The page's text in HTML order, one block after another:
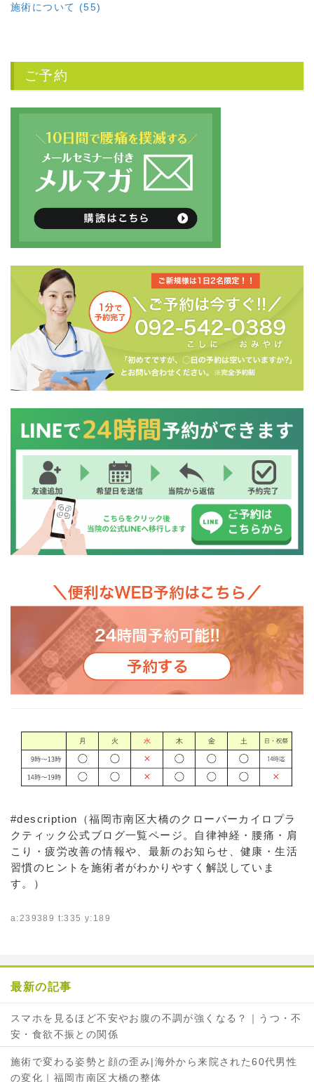
施術について (55)
ご予約
#description（福岡市南区大橋のクローバーカイロプラ
クティック公式ブログ一覧ページ。自律神経・腰痛・肩
こり・疲労改善の情報や、最新のお知らせ、健康・生活
習慣のヒントを施術者がわかりやすく解説していま
す。）
a:239389 t:335 y:189
最新の記事
スマホを見るほど不安やお腹の不調が強くなる？｜うつ・不
安・食欲不振との関係
施術で変わる姿勢と顔の歪み|海外から来院された60代男性
の変化｜福岡市南区大橋の整体